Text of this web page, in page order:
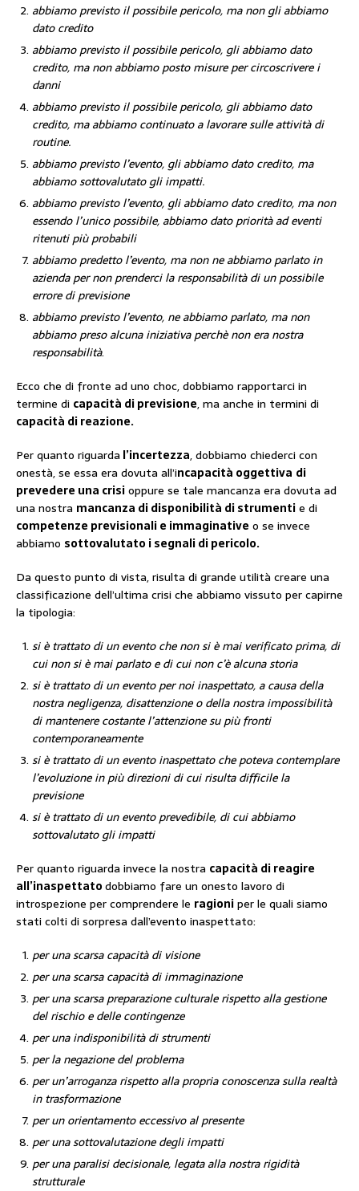
abbiamo previsto il possibile pericolo, ma non gli abbiamo
dato credito
abbiamo previsto il possibile pericolo, gli abbiamo dato
credito, ma non abbiamo posto misure per circoscrivere i
danni
abbiamo previsto il possibile pericolo, gli abbiamo dato
credito, ma abbiamo continuato a lavorare sulle attività di
routine.
abbiamo previsto l’evento, gli abbiamo dato credito, ma
abbiamo sottovalutato gli impatti.
abbiamo previsto l’evento, gli abbiamo dato credito, ma non
essendo l’unico possibile, abbiamo dato priorità ad eventi
ritenuti più probabili
abbiamo predetto l’evento, ma non ne abbiamo parlato in
azienda per non prenderci la responsabilità di un possibile
errore di previsione
abbiamo previsto l’evento, ne abbiamo parlato, ma non
abbiamo preso alcuna iniziativa perchè non era nostra
responsabilità.
Ecco che di fronte ad uno choc, dobbiamo rapportarci in
termine di capacità di previsione, ma anche in termini di
capacità di reazione.
Per quanto riguarda l’incertezza, dobbiamo chiederci con
onestà, se essa era dovuta all’incapacità oggettiva di
prevedere una crisioppure se tale mancanza era dovuta ad
una nostra mancanza di disponibilità di strumentie di
competenze previsionali e immaginative o se invece
abbiamo sottovalutato i segnali di pericolo.
Da questo punto di vista, risulta di grande utilità creare una
classificazione dell’ultima crisi che abbiamo vissuto per capirne
la tipologia:
si è trattato di un evento che non si è mai verificato prima, di
cui non si è mai parlato e di cui non c’è alcuna storia
si è trattato di un evento per noi inaspettato, a causa della
nostra negligenza, disattenzione o della nostra impossibilità
di mantenere costante l’attenzione su più fronti
contemporaneamente
si è trattato di un evento inaspettato che poteva contemplare
l’evoluzione in più direzioni di cui risulta difficile la
previsione
si è trattato di un evento prevedibile, di cui abbiamo
sottovalutato gli impatti
Per quanto riguarda invece la nostra capacità di reagire
all’inaspettatodobbiamo fare un onesto lavoro di
introspezione per comprendere le ragioniper le quali siamo
stati colti di sorpresa dall’evento inaspettato:
per una scarsa capacità di visione
per una scarsa capacità di immaginazione
per una scarsa preparazione culturale rispetto alla gestione
del rischio e delle contingenze
per una indisponibilità di strumenti
per la negazione del problema
per un’arroganza rispetto alla propria conoscenza sulla realtà
in trasformazione
per un orientamento eccessivo al presente
per una sottovalutazione degli impatti
per una paralisi decisionale, legata alla nostra rigidità
strutturale